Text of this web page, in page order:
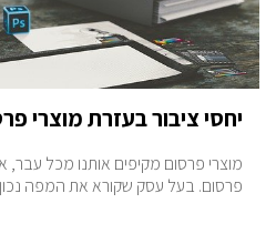
יחסי ציבור בעזרת מוצרי
מוצרי פרסום מקיפים אותנו מכל עבר,
פרסום. בעל עסק שקורא את המפה